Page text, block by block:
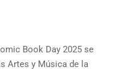
Book Day 2025 se
Artes y Música de la